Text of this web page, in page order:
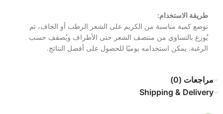
طريقة الاستخدام:
توضع كمية مناسبة من الكريم على الشعر الرطب أو الجاف، ثم
يُوزع بالتساوي من منتصف الشعر حتى الأطراف ويُصفف حسب
الرغبة. يمكن استخدامه يوميًا للحصول على أفضل النتائج.
مراجعات (0)
Shipping & Delivery